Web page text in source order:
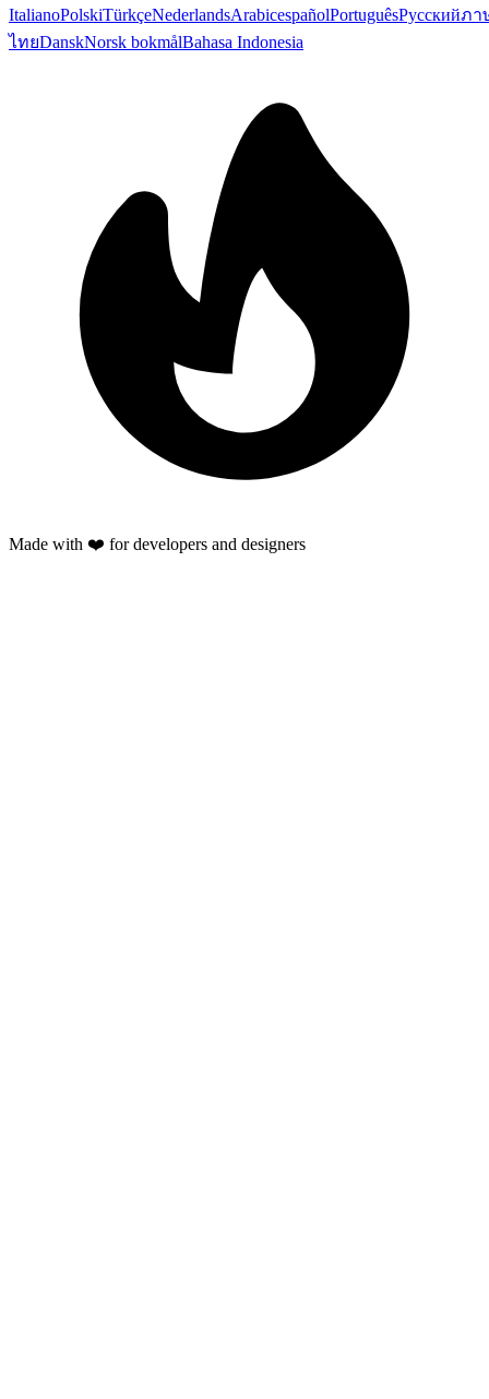
ItalianoPolskiTürkçeNederlandsArabicespañolPortuguêsРусскийภา
ไทยDanskNorsk bokmålBahasa Indonesia
Made with ❤️ for developers and designers